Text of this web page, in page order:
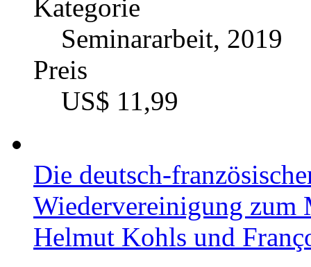
Kategorie
Seminararbeit, 2019
Preis
US$ 11,99
Die deutsch-
Wiedervereinigung zum
Helmut Kohls und